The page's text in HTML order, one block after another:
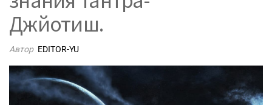
Джйотиш.
Автор EDITOR-YU